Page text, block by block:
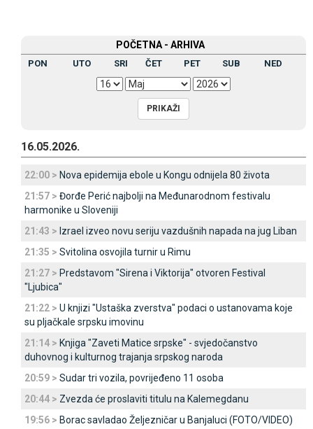
POČETNA - ARHIVA
PON UTO SRI ČET PET SUB NED
16.05.2026.
22:00 > Nova epidemija ebole u Kongu odnijela 80 života
21:57 > Đorđe Perić najbolji na Međunarodnom festivalu
harmonike u Sloveniji
21:43 > Izrael izveo novu seriju vazdušnih napada na jug Liban
21:35 > Svitolina osvojila turnir u Rimu
21:27 > Predstavom "Sirena i Viktorija" otvoren Festival
"Ljubica"
21:22 > U knjizi "Ustaška zverstva" podaci o ustanovama koje
su pljačkale srpsku imovinu
21:14 > Knjiga "Zaveti Matice srpske" - svjedočanstvo
duhovnog i kulturnog trajanja srpskog naroda
20:59 > Sudar tri vozila, povrijeđeno 11 osoba
20:44 > Zvezda će proslaviti titulu na Kalemegdanu
19:56 > Borac savladao Željezničar u Banjaluci (FOTO/VIDEO)